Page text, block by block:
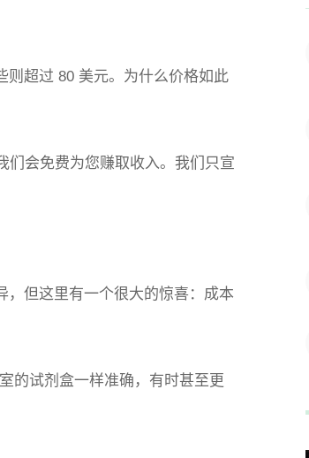
则超过 80 美元。为什么价格如此
们会免费为您赚取收入。我们只宣
，但这里有一个很大的惊喜：成本
的试剂盒一样准确，有时甚至更